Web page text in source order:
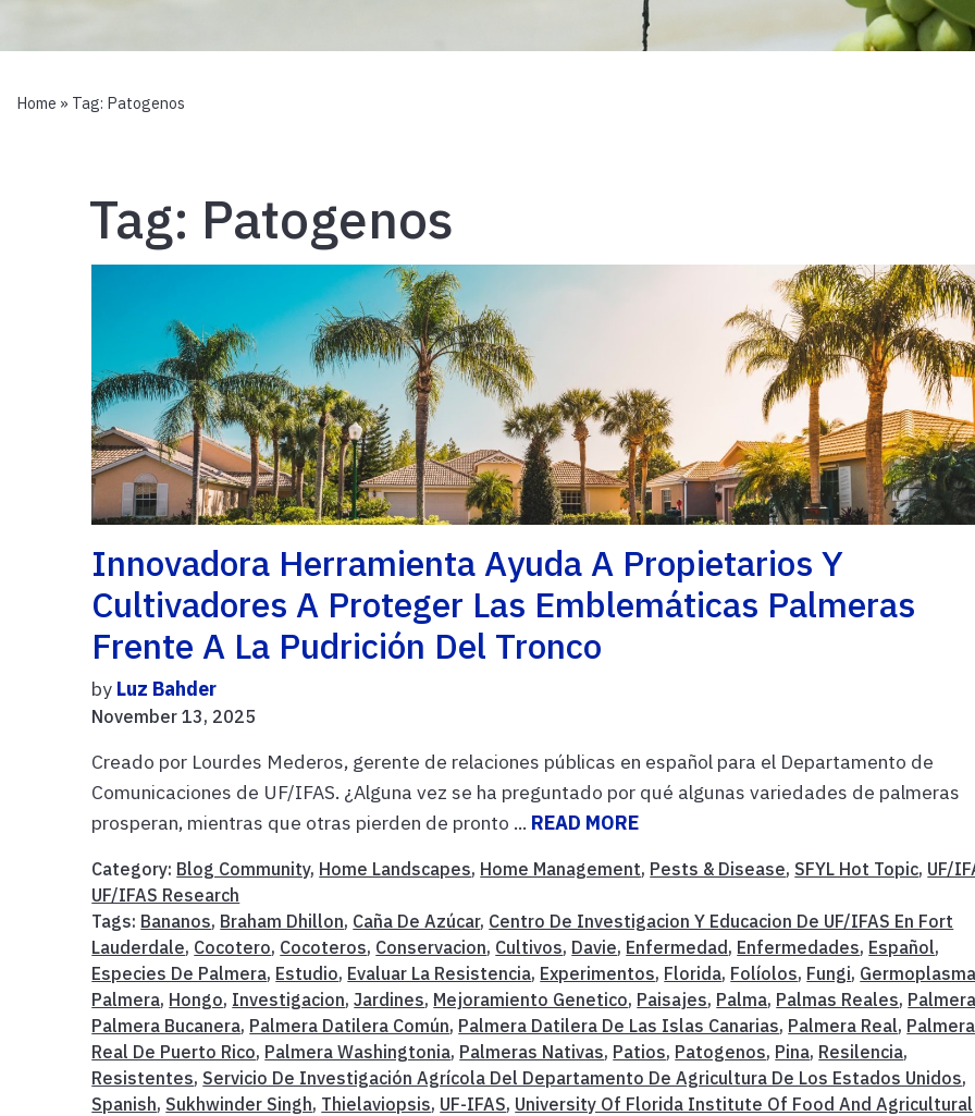
Home » Tag: Patogenos
Tag: Patogenos
Innovadora Herramienta Ayuda A Propietarios Y
Cultivadores A Proteger Las Emblemáticas Palmeras
Frente A La Pudrición Del Tronco
by Luz Bahder
November 13, 2025
Creado por Lourdes Mederos, gerente de relaciones públicas en español para el Departamento de
Comunicaciones de UF/IFAS. ¿Alguna vez se ha preguntado por qué algunas variedades de palmeras
prosperan, mientras que otras pierden de pronto ... READ MORE
Category: Blog Community, Home Landscapes, Home Management, Pests & Disease, SFYL Hot Topic, UF/
UF/IFAS Research
Tags: Bananos, Braham Dhillon, Caña De Azúcar, Centro De Investigacion Y Educacion De UF/IFAS En Fort
Lauderdale, Cocotero, Cocoteros, Conservacion, Cultivos, Davie, Enfermedad, Enfermedades, Español,
Especies De Palmera, Estudio, Evaluar La Resistencia, Experimentos, Florida, Folíolos, Fungi,
Palmera, Hongo, Investigacion,Jardines, Mejoramiento Genetico, Paisajes, Palma, Palmas Reales,
Palmera Bucanera, Palmera Datilera Común, Palmera Datilera De Las Islas Canarias, Palmera Real, Palmera
Real De Puerto Rico, Palmera Washingtonia, Palmeras Nativas, Patios, Patogenos, Pina, Resilencia,
Resistentes, Servicio De Investigación Agrícola Del Departamento De Agricultura De Los Estados Unidos,
Spanish, Sukhwinder Singh, Thielaviopsis, UF-IFAS, University Of Florida Institute Of Food And Agricultural